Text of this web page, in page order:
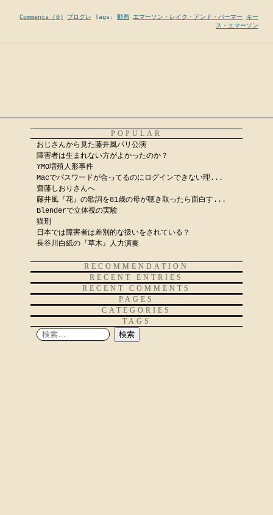
Comments (0) プログレ Tags: 動画 エマーソン・レイク・アンド・パーマー
キー
ス・エマーソン
POPULAR
おじさんから見た藤井風パリ公演
障害者は生まれない方がよかったのか？
YMO増殖人形事件
Macでパスワードが合ってるのにログインできない理...
齋藤しおりさんへ
藤井風『花』の歌詞を81歳の母が聴き取ったら面白す...
Blenderで立体視の実験
猫刑
日本では障害者は差別的な扱いをされている？
長谷川白紙の『草木』人力演奏
RECOMMENDATION
RECENT ENTRIES
RECENT COMMENTS
PAGES
CATEGORIES
TAGS